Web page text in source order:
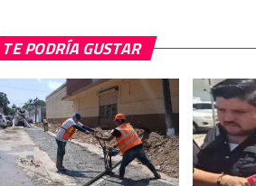
TE PODRÍA GUSTAR